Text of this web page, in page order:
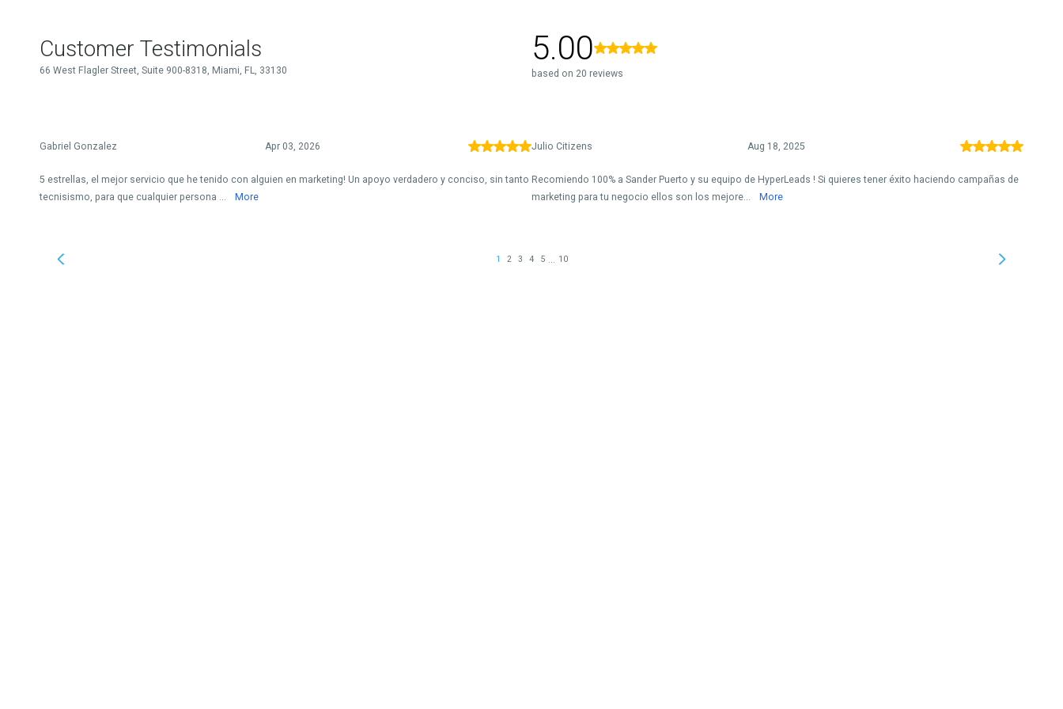
Customer Testimonials
66 West Flagler Street, Suite 900-8318, Miami, FL, 33130
5.00
based on 20 reviews
Gabriel Gonzalez Apr 03, 2026
5 estrellas, el mejor servicio que he tenido con alguien en marketing! Un apoyo verdadero y conciso, sin tanto
tecnisismo, para que cualquier persona ...
More
Julio Citizens Aug 18, 2025
Recomiendo 100% a Sander Puerto y su equipo de HyperLeads ! Si quieres tener éxito haciendo campañas de
marketing para tu negocio ellos son los mejore...
More
1 2 3 4 5 10